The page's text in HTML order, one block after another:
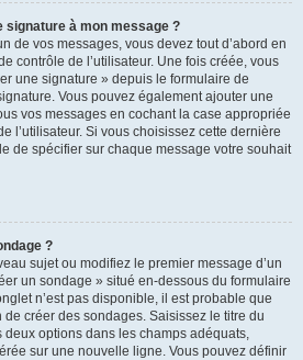
signature à mon message ?
de vos messages, vous devez tout d’abord en
contrôle de l’utilisateur. Une fois créée, vous
une signature » depuis le formulaire de
Vous pouvez également ajouter une
vos messages en cochant la case appropriée
l’utilisateur. Si vous choisissez cette dernière
de spécifier sur chaque message votre souhait
?
sujet ou modifiez le premier message d’un
un sondage » situé en-dessous du formulaire
n’est pas disponible, il est probable que
de créer des sondages. Saisissez le titre du
options dans les champs adéquats,
sur une nouvelle ligne. Vous pouvez définir